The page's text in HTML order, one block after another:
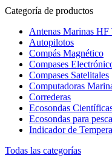
Categoría de productos
Antenas Marinas
Autopilotos
Compás Magnético
Compases
Compases Satelitales
Computadoras
Correderas
Ecosondas
Ecosondas para
Indicador de
Todas las categorías